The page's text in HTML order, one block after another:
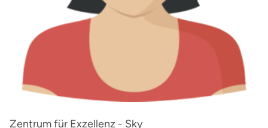
Zentrum für Exzellenz - Sky